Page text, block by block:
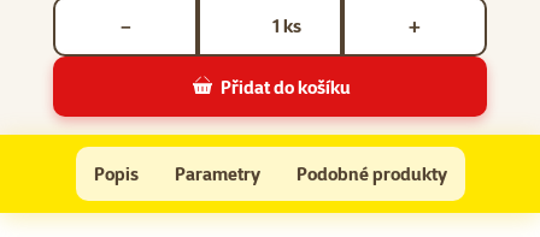
ks
− +
Přidat do košíku
Osvětlení Tetra StarterLine 30l/54l
Popis Parametry Podobné produkty
Na začátek stránky